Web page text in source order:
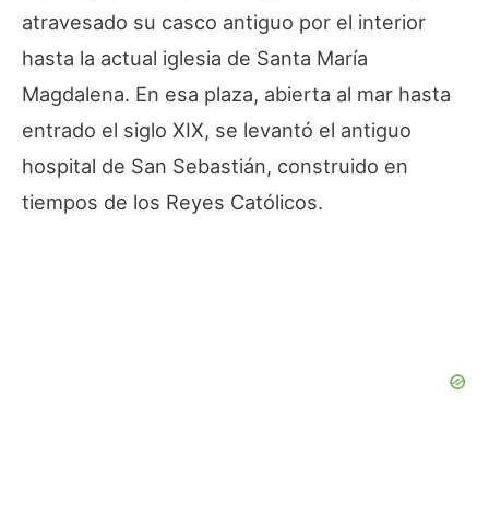
atravesado su casco antiguo por el interior
hasta la actual iglesia de Santa María
Magdalena. En esa plaza, abierta al mar hasta
entrado el siglo XIX, se levantó el antiguo
hospital de San Sebastián, construido en
tiempos de los Reyes Católicos.